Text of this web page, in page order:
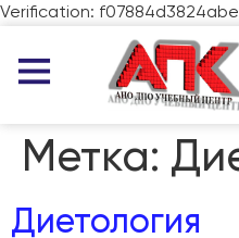
Verification:
Метка:
Диетология